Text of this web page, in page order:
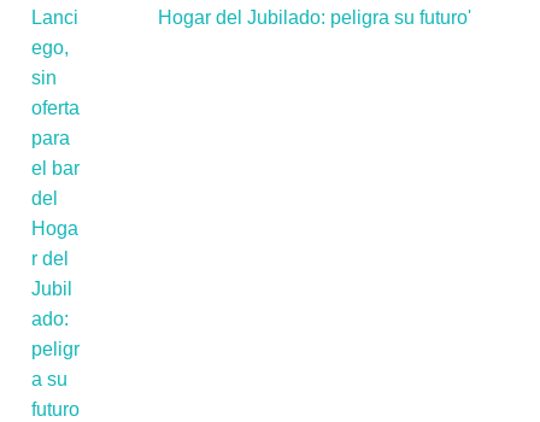
Hogar del Jubilado: peligra su futuro'